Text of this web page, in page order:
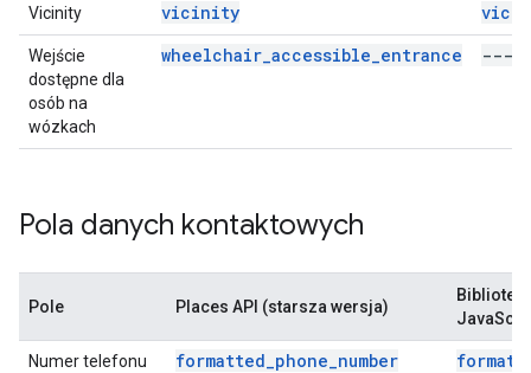
Vicinity vicinity
Wejście
dostępne dla
osób na
wózkach
wheelchair_accessible_entrance ---
Pola danych kontaktowych
Pole Places API (starsza wersja)
Numer telefonu formatted_phone_number